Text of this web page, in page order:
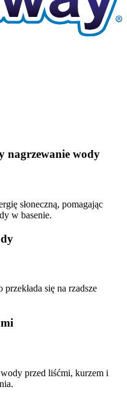
nagrzewanie wody
słoneczną, pomagając
w basenie.
się na rzadsze
przed liśćmi, kurzem i